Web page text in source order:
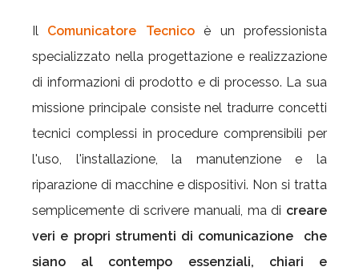
Il Comunicatore Tecnicoè un professionista
specializzato nella progettazione e realizzazione
di informazioni di prodotto e di processo. La sua
missione principale consiste nel tradurre concetti
tecnici complessi in procedure comprensibili per
l'uso, l'installazione, la manutenzione e la
riparazione di macchine e dispositivi. Non si tratta
semplicemente di scrivere manuali, ma di creare
veri e propri strumenti di comunicazione che
siano al contempo essenziali, chiari e